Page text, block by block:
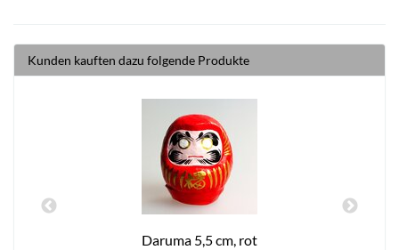
Kunden kauften dazu folgende Produkte
Daruma 5,5 cm, rot